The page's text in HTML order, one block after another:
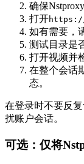
确保
打开https://
如有需要，
测试目录是
打开视频并
在整个会话
态。
在登录时不要反
扰账户会话。
可选：仅将